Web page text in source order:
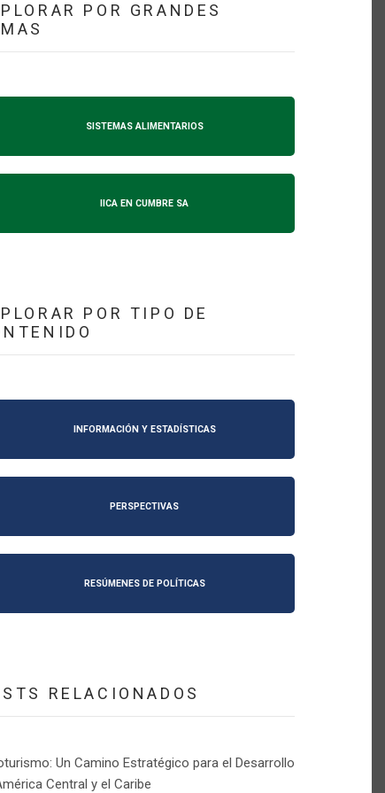
POR GRANDES
SISTEMAS ALIMENTARIOS
IICA EN CUMBRE SA
POR TIPO DE
INFORMACIÓN Y ESTADÍSTICAS
PERSPECTIVAS
RESÚMENES DE POLÍTICAS
RELACIONADOS
Un Camino Estratégico para el Desarrollo
Central y el Caribe